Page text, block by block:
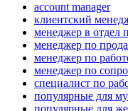
account manager
клиентский
менеджер в отдел
менеджер по
менеджер по
менеджер по
специалист по
популярные для